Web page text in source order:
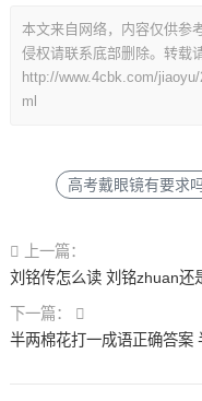
本文来自网络，内容仅供参
侵权请联系底部删除。转载
http://www.4cbk.com/
ml
高考戴眼镜有要求
上一篇：
刘铭传怎么读 刘铭zhuan还
下一篇：
半两棉花打一成语正确答案